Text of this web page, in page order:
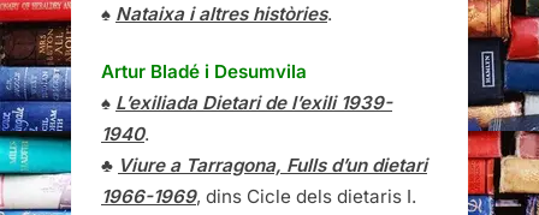
♠ Nataixa i altres històries.
Artur Bladé i Desumvila
♠ L’exiliada Dietari de l’exili 1939-
1940.
♣ Viure a Tarragona, Fulls d’un dietari
1966-1969, dins Cicle dels dietaris I.